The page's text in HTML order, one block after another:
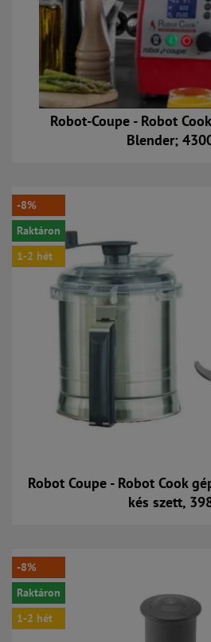
Robot-Coupe - Robot
Blender;Kosárba
-8%
Raktáron
1-2 hét
Robot Coupe - Robot Cook
kés szett,Kosárba
-8%
Raktáron
1-2 hét